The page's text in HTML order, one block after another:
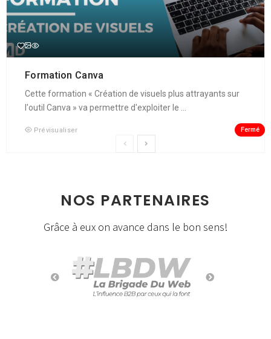
Formation Canva
Cette formation « Création de visuels plus attrayants sur
l'outil Canva » va permettre d'exploiter le ...
Prévisualiser Fermé
NOS PARTENAIRES
Grâce à eux on avance dans le bon sens!